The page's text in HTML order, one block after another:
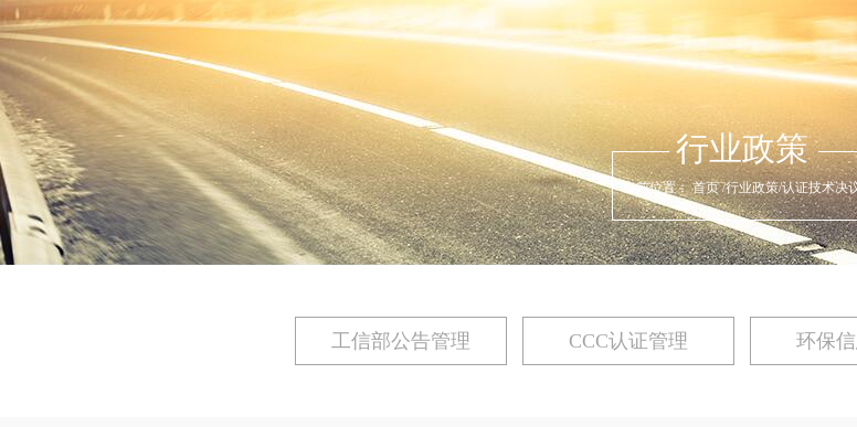
行业政策
当前位置：首页/行业政策/认证技术决
工信部公告管理 CCC认证管理 环保